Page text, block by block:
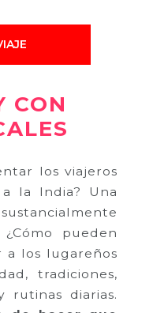
CON
los viajeros
la India? Una
pueden
a los lugareños
tradiciones,
rutinas diarias.